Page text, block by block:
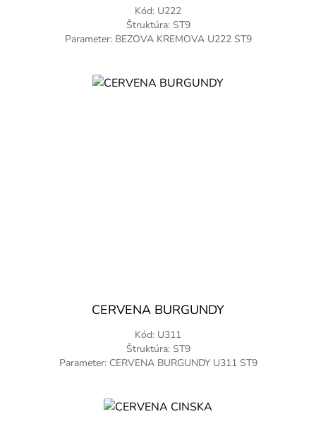
Kód: U222
Štruktúra: ST9
Parameter: BEZOVA KREMOVA U222 ST9
CERVENA BURGUNDY
Kód: U311
Štruktúra: ST9
Parameter: CERVENA BURGUNDY U311 ST9